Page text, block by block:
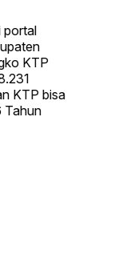
KTP
KTP bisa